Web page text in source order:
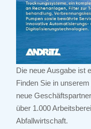
Die neue Ausgabe ist
Finden Sie in
neue
über 1.000
Abfallwirtschaft.